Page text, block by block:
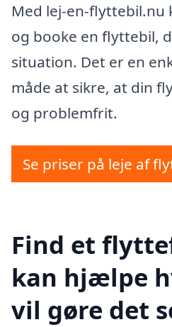
Med lej-en-flyttebil.nu
og booke en flyttebil,
situation. Det er en
måde at sikre, at din
og problemfrit.
Se priser på leje af
Find et
kan hjælpe
vil gøre det